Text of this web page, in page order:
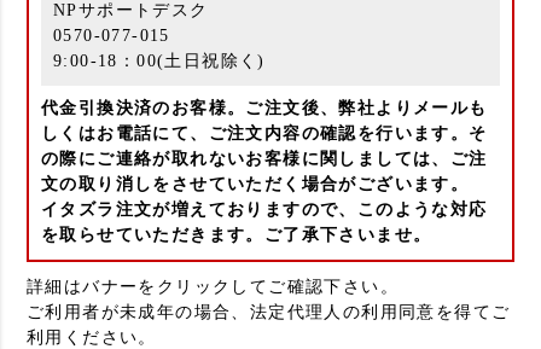
NPサポートデスク
0570-077-015
9:00-18：00(土日祝除く)
代金引換決済のお客様。ご注文後、弊社よりメールも
しくはお電話にて、ご注文内容の確認を行います。そ
の際にご連絡が取れないお客様に関しましては、ご注
文の取り消しをさせていただく場合がございます。
イタズラ注文が増えておりますので、このような対応
を取らせていただきます。ご了承下さいませ。
詳細はバナーをクリックしてご確認下さい。
ご利用者が未成年の場合、法定代理人の利用同意を得てご
利用ください。